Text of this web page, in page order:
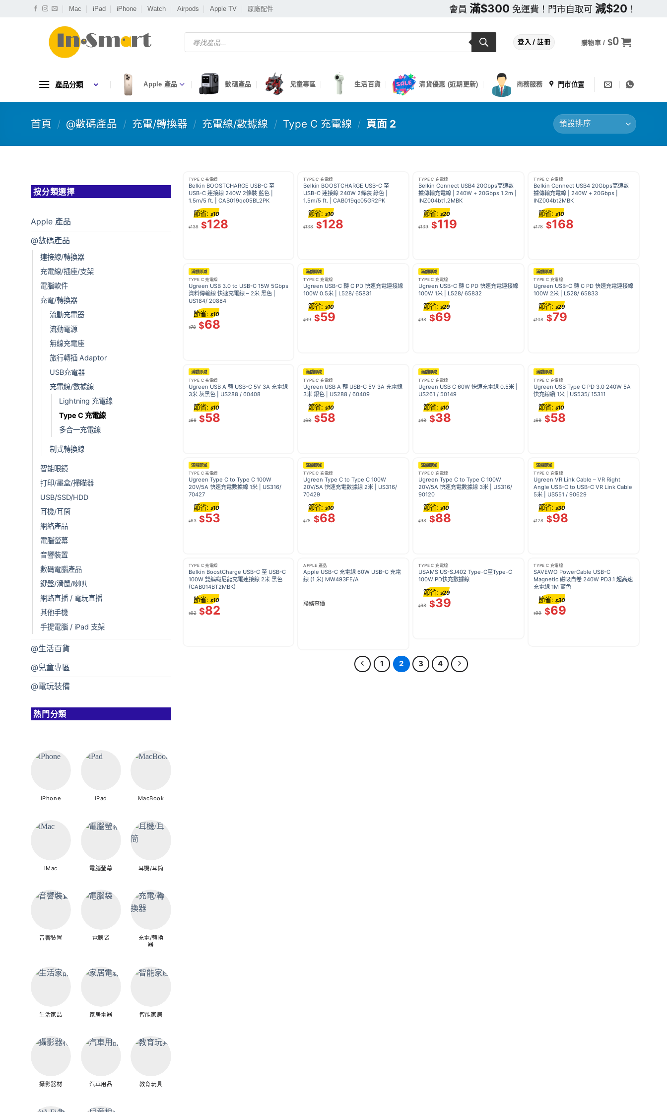
Mac iPad iPhone Watch Airpods Apple TV 原廠配件 會員 滿$300 免運費！門市自取可 減$20 ！
Products
search
登入 / 註冊 購物車 / $0
產品分類 Apple 產品 數碼產品 兒童專區 生活百貨 清貨優惠 (近期更新) 商務服務 門市位置
首頁 / @數碼產品 / 充電/轉換器 / 充電線/數據線 / Type C 充電線 / 頁面 2
按分類選擇
Apple 產品
@數碼產品
連接線/轉換器
充電線/插座/支架
電腦軟件
充電/轉換器
流動充電器
流動電源
無線充電座
旅行轉插 Adaptor
USB充電器
充電線/數據線
Lightning 充電線
Type C 充電線
多合一充電線
制式轉換線
智能眼鏡
打印/墨盒/掃瞄器
USB/SSD/HDD
耳機/耳筒
網絡產品
電腦螢幕
音響裝置
數碼電腦產品
鍵盤/滑鼠/喇叭
網路直播 / 電玩直播
其他手機
手提電腦 / iPad 支架
@生活百貨
@兒童專區
@電玩裝備
熱門分類
iPhone iPad MacBook
iMac 電腦螢幕 耳機/耳筒
音響裝置 電腦袋
充電/轉換
器
生活家品 家居電器 智能家居
攝影器材 汽車用品 教育玩具
TYPE C 充電線
Belkin BOOSTCHARGE USB-C 至
USB-C 連接線 240W 2條裝 藍色 |
1.5m/5 ft. | CAB019qc05BL2PK
$138 $128
節省: $10
TYPE C 充電線
Belkin BOOSTCHARGE USB-C 至
USB-C 連接線 240W 2條裝 綠色 |
1.5m/5 ft. | CAB019qc05GR2PK
$138 $128
節省:$10
TYPE C 充電線
Belkin Connect USB4 20Gbps高速數
據傳輸充電線 | 240W + 20Gbps 1.2m |
INZ004bt1.2MBK
$139 $119
節省:$20
TYPE C 充電線
Belkin Connect USB4 20Gbps高速數
據傳輸充電線 | 240W + 20Gbps |
INZ004bt2MBK
$178 $168
節省:$10
滿額即減
TYPE C 充電線
Ugreen USB 3.0 to USB-C 15W 5Gbps
資料傳輸線 快速充電線 – 2米 黑色 |
US184/ 20884
$78 $68
節省: $10
滿額即減
TYPE C 充電線
Ugreen USB-C 轉 C PD 快速充電連接線
100W 0.5米 | L528/ 65831
$69 $59
節省:$10
滿額即減
TYPE C 充電線
Ugreen USB-C 轉 C PD 快速充電連接線
100W 1米 | L528/ 65832
$98 $69
節省:$29
滿額即減
TYPE C 充電線
Ugreen USB-C 轉 C PD 快速充電連接線
100W 2米 | L528/ 65833
$108 $79
節省:$29
滿額即減
TYPE C 充電線
Ugreen USB A 轉 USB-C 5V 3A 充電線
3米 灰黑色 | US288 / 60408
$68 $58
節省: $10
滿額即減
TYPE C 充電線
Ugreen USB A 轉 USB-C 5V 3A 充電線
3米 銀色 | US288 / 60409
$68 $58
節省:$10
滿額即減
TYPE C 充電線
Ugreen USB C 60W 快速充電線 0.5米 |
US261 / 50149
$48 $38
節省:$10
滿額即減
TYPE C 充電線
Ugreen USB Type C PD 3.0 240W 5A
快充線纜 1米 | US535/ 15311
$68 $58
節省:$10
滿額即減
TYPE C 充電線
Ugreen Type C to Type C 100W
20V/5A 快速充電數據線 1米 | US316/
70427
$63 $53
節省: $10
滿額即減
TYPE C 充電線
Ugreen Type C to Type C 100W
20V/5A 快速充電數據線 2米 | US316/
70429
$78 $68
節省:$10
滿額即減
TYPE C 充電線
Ugreen Type C to Type C 100W
20V/5A 快速充電數據線 3米 | US316/
90120
$98 $88
節省:$10
滿額即減
TYPE C 充電線
Ugreen VR Link Cable – VR Right
Angle USB-C to USB-C VR Link Cable
5米 | US551 / 90629
$128 $98
節省:$30
TYPE C 充電線
Belkin BoostCharge USB-C 至 USB-C
100W 雙編織尼龍充電連接線 2米 黑色
(CAB014BT2MBK)
$92 $82
節省: $10
APPLE 產品
Apple USB-C 充電線 60W USB-C 充電
線 (1 米) MW493FE/A
聯絡查價
TYPE C 充電線
USAMS US-SJ402 Type-C至Type-C
100W PD快充數據線
$68 $39
節省:$29
TYPE C 充電線
SAVEWO PowerCable USB-C
Magnetic 磁吸自卷 240W PD3.1 超高速
充電線 1M 藍色
$99 $69
節省:$30
1 2 3 4